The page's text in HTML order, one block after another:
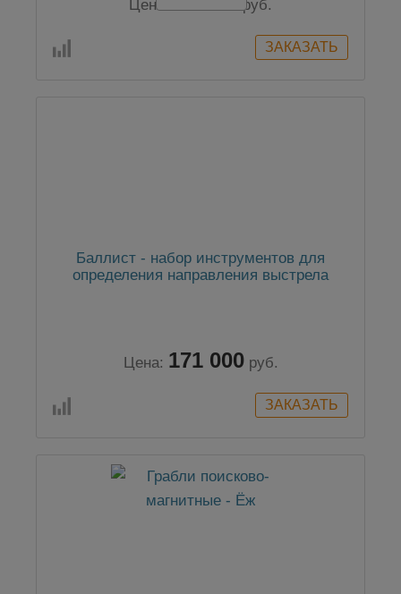
Цена: руб.
Баллист - набор инструментов для
определения направления выстрела
Цена: 171 000 руб.